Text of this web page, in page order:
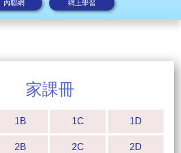
內聯網 網上學習
家課冊
1B 1C 1D
2B 2C 2D